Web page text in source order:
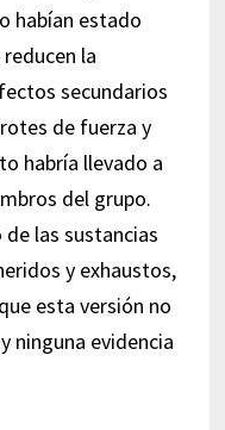
habían estado
la
secundarios
de fuerza y
habría llevado a
del grupo.
las sustancias
y exhaustos,
esta versión no
ninguna evidencia